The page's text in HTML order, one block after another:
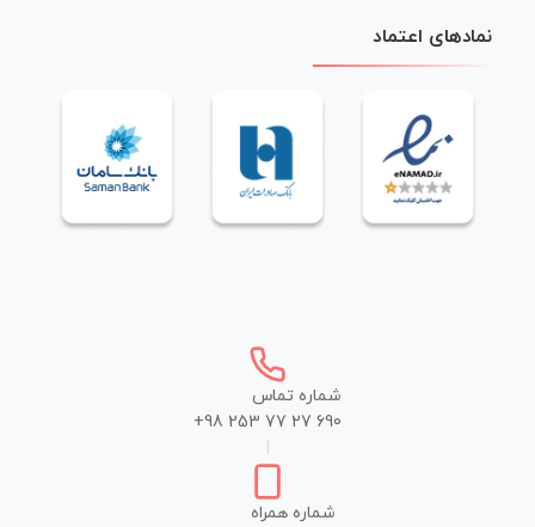
نمادهای اعتماد
شماره تماس
+98 253 77 27 690
شماره همراه